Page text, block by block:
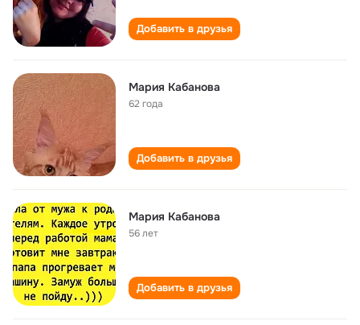
Добавить в друзья
Мария Кабанова
62 года
Добавить в друзья
Мария Кабанова
56 лет
Добавить в друзья